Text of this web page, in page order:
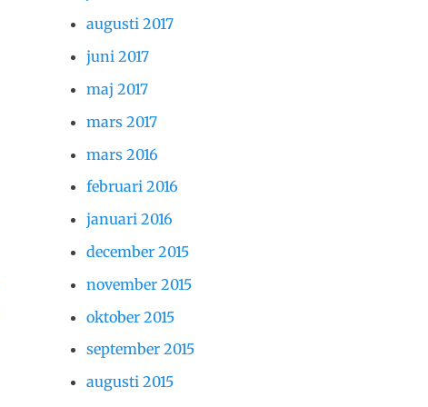
augusti 2017
juni 2017
maj 2017
mars 2017
mars 2016
februari 2016
januari 2016
december 2015
november 2015
oktober 2015
september 2015
augusti 2015